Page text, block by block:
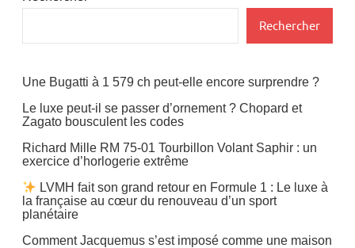
Rechercher
Une Bugatti à 1 579 ch peut-elle encore surprendre ?
Le luxe peut-il se passer d’ornement ? Chopard et
Zagato bousculent les codes
Richard Mille RM 75-01 Tourbillon Volant Saphir : un
exercice d’horlogerie extrême
LVMH fait son grand retour en Formule 1 : Le luxe à
la française au cœur du renouveau d’un sport
planétaire
Comment Jacquemus s’est imposé comme une maison